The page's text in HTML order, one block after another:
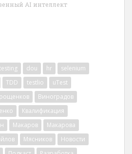
AI интеллект
dou hr
selenium
TDD testlio
uTest
Виноградов
Квалификация
Макаров
Макарова
Мясников
Новости